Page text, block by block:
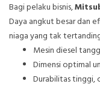
Bagi pelaku bisnis,
Daya angkut besar dan
niaga yang tak
Mesin diesel
Dimensi optimal
Durabilitas tinggi,